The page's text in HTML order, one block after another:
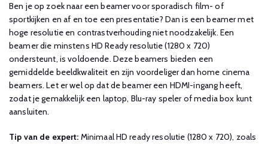
Ben je op zoek naar een beamer voor sporadisch film- of
sportkijken en af en toe een presentatie? Dan is een beamer met
hoge resolutie en contrastverhouding niet noodzakelijk. Een
beamer die minstens HD Ready resolutie (1280 x 720)
ondersteunt, is voldoende. Deze beamers bieden een
gemiddelde beeldkwaliteit en zijn voordeliger dan home cinema
beamers. Let er wel op dat de beamer een HDMI-ingang heeft,
zodat je gemakkelijk een laptop, Blu-ray speler of media box kunt
aansluiten.
Tip van de expert: Minimaal HD ready resolutie (1280 x 720), zoals